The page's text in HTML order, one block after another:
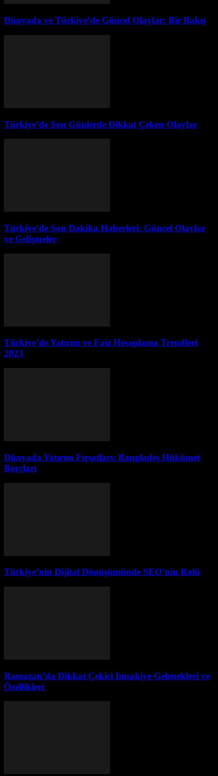
Dünyada ve Türkiye’de Güncel Olaylar: Bir Bakış
Türkiye’de Son Günlerde Dikkat Çeken Olaylar
Türkiye’de Son Dakika Haberleri: Güncel Olaylar
ve Gelişmeler
Türkiye’de Yatırım ve Faiz Hesaplama Trendleri
2023
Dünyada Yatırım Fırsatları: Bangladeş Hükümet
Borçları
Türkiye’nin Dijital Dönüşümünde SEO’nin Rolü
Ramazan’da Dikkat Çekici Imsakiye Gelenekleri ve
Özellikleri